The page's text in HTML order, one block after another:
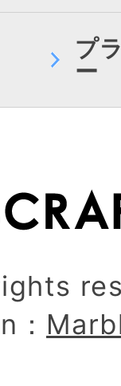
プ
ー